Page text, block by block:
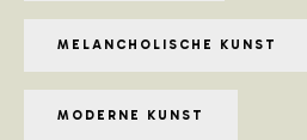
MELANCHOLISCHE KUNST
MODERNE KUNST